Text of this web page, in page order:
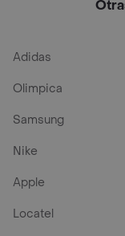
Adidas
Olimpica
Samsung
Nike
Apple
Locatel